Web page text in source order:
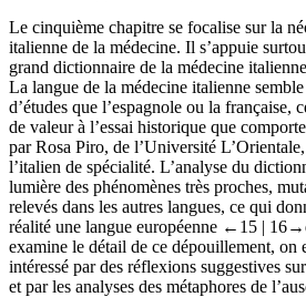
Le cinquième chapitre se focalise sur la
italienne de la médecine. Il s’appuie
grand dictionnaire de la médecine
La langue de la médecine italienne
d’études que l’espagnole ou la française,
de valeur à l’essai historique que
par Rosa Piro, de l’Université
l’italien de spécialité. L’analyse du
lumière des phénomènes très proches,
relevés dans les autres langues, ce qui
réalité une langue européenne ←15 |
examine le détail de ce dépouillement, on
intéressé par des réflexions suggestives
et par les analyses des métaphores de